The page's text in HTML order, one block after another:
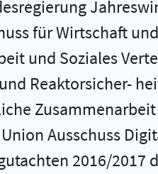
für Wirtschaft
und Soziales
Reaktorsicher-
Ausschuss
2016/2017